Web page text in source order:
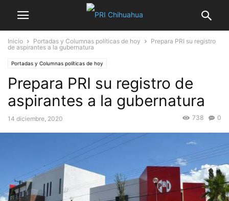
Inicio Portadas y Columnas políticas de hoy
Prepara PRI su registro
de aspirantes a la gubernatura
Portadas y Columnas políticas de hoy
Prepara PRI su registro de
aspirantes a la gubernatura
14 diciembre, 2020 0
738